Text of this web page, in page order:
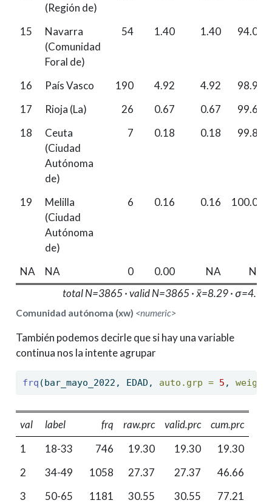
Comunidad autónoma (xw) <numeric>
(Región de)
15
Navarra
(Comunidad
Foral de)
54 1.40 1.40 94.08
16 País Vasco 190 4.92 4.92
98.99
17
Rioja (La) 26 0.67 0.67
99.66
18
Ceuta
(Ciudad
Autónoma
de)
7 0.18 0.18 99.84
19
Melilla
(Ciudad
Autónoma
de)
6 0.16 0.16 100.00
NA NA 0 0.00 NA
NA
total N=3865 · valid N=3865 · x̄=8.29 · σ=4.73
También podemos decirle que si hay una variable
continua nos la intente agrupar
frq (bar_mayo_2022, EDAD, auto.grp = 5 ,
val label frq raw.prc valid.prc
cum.prc
1
18-33 746 19.30 19.30
19.30
2
34-49 1058 27.37 27.37
46.66
3
50-65 1181 30.55 30.55
77.21